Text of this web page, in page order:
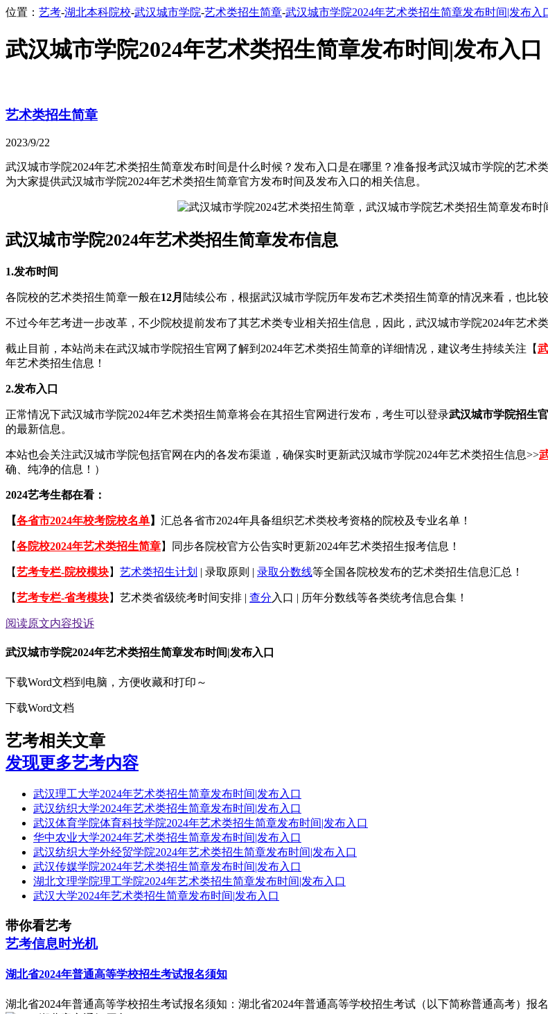
位置： 艺考-湖北本科院校-武汉城市学院-艺术类招生简章-武汉城市学院2024年艺术类招生简章发布时间|发布入
武汉城市学院2024年艺术类招生简章发布时间|发布入口
艺术类招生简章
2023/9/22
武汉城市学院2024年艺术类招生简章发布时间是什么时候？发布入口是在哪里？准备报考武汉城市学院的艺
为大家提供武汉城市学院2024年艺术类招生简章官方发布时间及发布入口的相关信息。
武汉城市学院2024年艺术类招生简章发布信息
1.发布时间
各院校的艺术类招生简章一般在12月 陆续公布，根据武汉城市学院历年发布艺术类招生简章的情况来看，也比较
不过今年艺考进一步改革，不少院校提前发布了其艺术类专业相关招生信息，因此，武汉城市学院2024年艺术
截止目前，本站尚未在武汉城市学院招生官网了解到2024年艺术类招生简章的详细情况，建议考生持续关注【
年艺术类招生信息！
2.发布入口
正常情况下武汉城市学院2024年艺术类招生简章将会在其招生官网进行发布，考生可以登录武汉城市学院招生
的最新信息。
本站也会关注武汉城市学院包括官网在内的各发布渠道，确保实时更新武汉城市学院2024年艺术类招生信息>>
确、纯净的信息！）
2024艺考生都在看：
【各省市2024年校考院校名单】 汇总各省市2024年具备组织艺术类校考资格的院校及专业名单！
【各院校2024年艺术类招生简章】同步各院校官方公告实时更新2024年艺术类招生报考信息！
【艺考专栏-院校模块】 艺术类招生计划 | 录取原则 | 录取分数线等全国各院校发布的艺术类招生信息汇总！
【艺考专栏-省考模块】艺术类省级统考时间安排 | 查分 入口 | 历年分数线等各类统考信息合集！
阅读原文内容投诉
武汉城市学院2024年艺术类招生简章发布时间|发布入口
下载Word文档到电脑，方便收藏和打印～
下载Word文档
艺考相关文章
发现更多艺考内容
武汉理工大学2024年艺术类招生简章发布时间|发布入口
武汉纺织大学2024年艺术类招生简章发布时间|发布入口
武汉体育学院体育科技学院2024年艺术类招生简章发布时间|发布入口
华中农业大学2024年艺术类招生简章发布时间|发布入口
武汉纺织大学外经贸学院2024年艺术类招生简章发布时间|发布入口
武汉传媒学院2024年艺术类招生简章发布时间|发布入口
湖北文理学院理工学院2024年艺术类招生简章发布时间|发布入口
武汉大学2024年艺术类招生简章发布时间|发布入口
带你看艺考
艺考信息时光机
湖北省2024年普通高等学校招生考试报名须知
湖北省2024年普通高等学校招生考试报名须知：湖北省2024年普通高等学校招生考试（以下简称普通高考）